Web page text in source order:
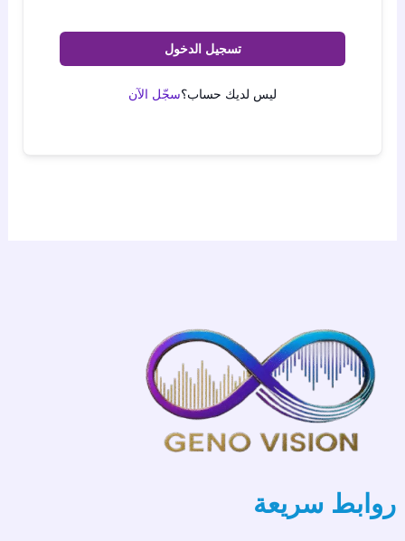
تسجيل الدخول
ليس لديك حساب؟سجّل الآن
روابط سريعة